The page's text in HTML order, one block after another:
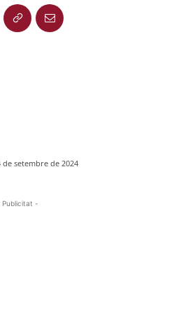
de setembre de 2024
Publicitat -